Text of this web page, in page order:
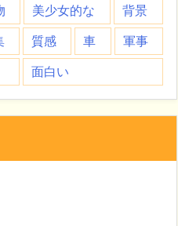
美少女的な
背景
質感 車
軍事
面白い